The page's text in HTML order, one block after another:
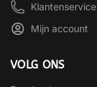
Klantenservice
Mijn account
VOLG ONS